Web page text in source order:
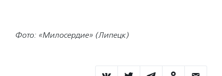
Фото: «Милосердие» (Липецк)